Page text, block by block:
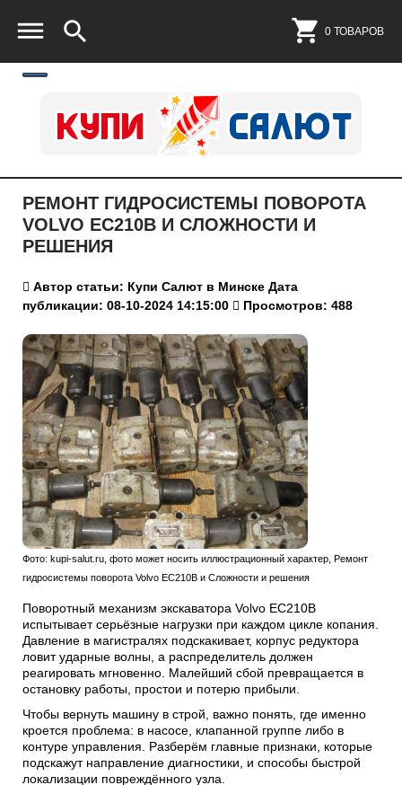
0 ТОВАРОВ
РЕМОНТ ГИДРОСИСТЕМЫ ПОВОРОТА
VOLVO EC210B И СЛОЖНОСТИ И
РЕШЕНИЯ
Автор статьи: Купи Салют в Минске Дата
публикации: 08-10-2024 14:15:00
Просмотров: 488
Фото: kupi-salut.ru, фото может носить иллюстрационный характер, Ремонт
гидросистемы поворота Volvo EC210B и Сложности и решения
Поворотный механизм экскаватора Volvo EC210B
испытывает серьёзные нагрузки при каждом цикле копания.
Давление в магистралях подскакивает, корпус редуктора
ловит ударные волны, а распределитель должен
реагировать мгновенно. Малейший сбой превращается в
остановку работы, простои и потерю прибыли.
Чтобы вернуть машину в строй, важно понять, где именно
кроется проблема: в насосе, клапанной группе либо в
контуре управления. Разберём главные признаки, которые
подскажут направление диагностики, и способы быстрой
локализации повреждённого узла.